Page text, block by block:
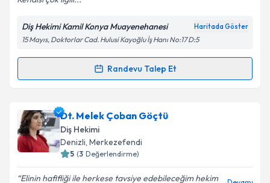
Kişisel verilerimin işlenmesine ilişkin
Aydınlatma
Metni'ni okudum ve kişisel verilerimin belirtilen
kapsamda işlenmesini kabul ediyorum.
Diş Hekimi Kamil Konya Muayenehanesi Haritada Göster
15 Mayıs, Doktorlar Cad. Hulusi Kayoğlu İş Hanı No:17 D:5
Randevu Talep Et
Randevu Takvimi Talebi
Dt. Kamil Konyalıiçin randevu takvimi talebi
oluşturun. Size bu uzmandan randevu almanız için bir
takvim hazırlandığında e-posta ile bilgilendireceğiz.
Dt. Melek Çoban Göçtü
Diş Hekimi
Denizli, Merkezefendi
5 (3 Değerlendirme)
Elinin hafifliği ile herkese tavsiye edebileceğim hekim